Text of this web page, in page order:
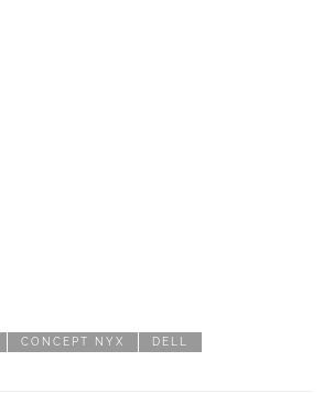
CONCEPT NYX DELL